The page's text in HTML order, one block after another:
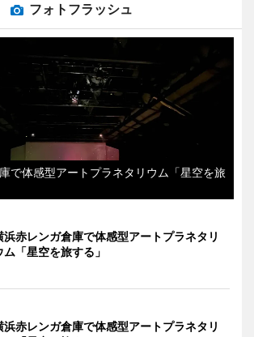
フォトフラッシュ
で体感型アートプラネタリウム「星空を旅
浜赤レンガ倉庫で体感型アートプラネタリ
ム「星空を旅する」
浜赤レンガ倉庫で体感型アートプラネタリ